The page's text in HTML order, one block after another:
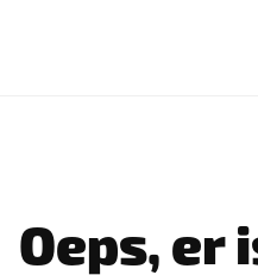
Oeps, er